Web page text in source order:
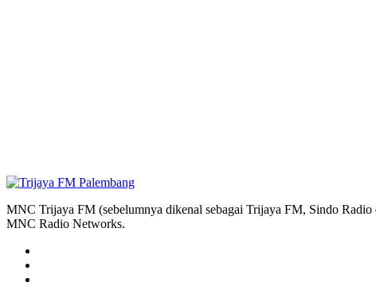
MNC Trijaya FM (sebelumnya dikenal sebagai Trijaya FM, Sindo Radio
MNC Radio Networks.